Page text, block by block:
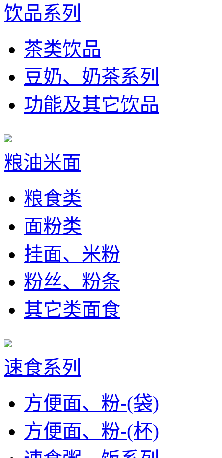
饮品系列
茶类饮品
豆奶、奶茶系列
功能及其它饮品
粮油米面
粮食类
面粉类
挂面、米粉
粉丝、粉条
其它类面食
速食系列
方便面、粉-(袋)
方便面、粉-(杯)